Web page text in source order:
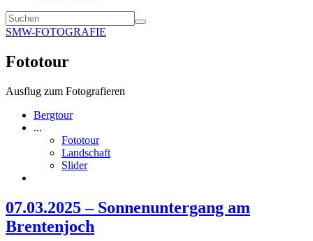
SMW-FOTOGRAFIE
Fototour
Ausflug zum Fotografieren
Bergtour
...
Fototour
Landschaft
Slider
07.03.2025 – Sonnenuntergang am
Brentenjoch